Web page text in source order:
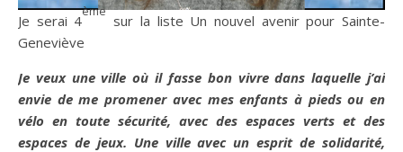
Je serai 4
ème
sur la liste Un nouvel avenir pour Sainte-
Geneviève
Je veux une ville où il fasse bon vivre dans laquelle j’ai
envie de me promener avec mes enfants à pieds ou en
vélo en toute sécurité, avec des espaces verts et des
espaces de jeux. Une ville avec un esprit de solidarité,